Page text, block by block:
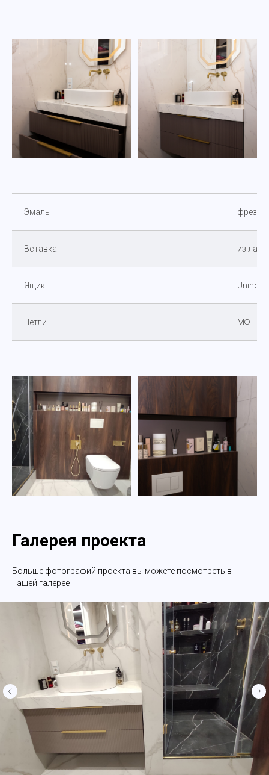
Эмаль
Вставка из
Ящик
Петли МФ
Галерея проекта
Больше фотографий проекта вы можете посмотреть в
нашей галерее